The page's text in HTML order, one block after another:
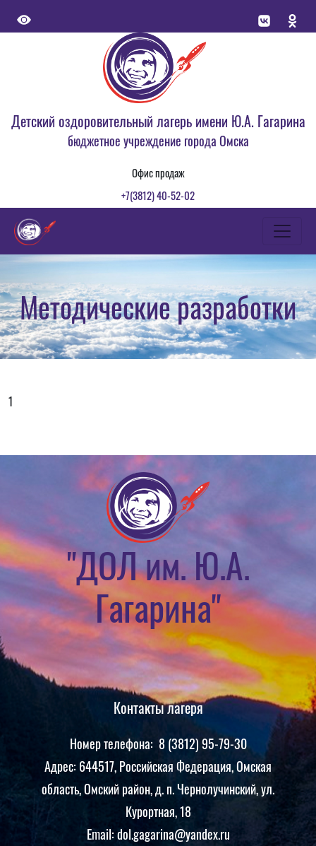
Детский оздоровительный лагерь имени Ю.А. Гагарина
бюджетное учреждение города Омска
Офис продаж
+7(3812) 40-52-02
Методические разработки
1
"ДОЛ им. Ю.А.
Гагарина"
Контакты лагеря
Номер телефона: 8 (3812) 95-79-30
Адрес: 644517, Российская Федерация, Омская
область, Омский район, д. п. Чернолучинский, ул.
Курортная, 18
Email: dol.gagarina@yandex.ru